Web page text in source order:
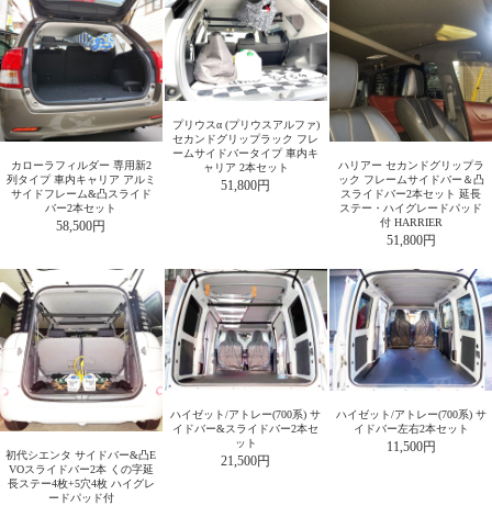
カローラフィルダー 専用新2
列タイプ 車内キャリア アルミ
サイドフレーム&凸スライド
バー2本セット
58,500円
プリウスα (プリウスアルファ)
セカンドグリップラック フレ
ームサイドバータイプ 車内キ
ャリア 2本セット
51,800円
ハリアー セカンドグリップラ
ック フレームサイドバー＆凸
スライドバー2本セット 延長
ステー・ハイグレードパッド
付 HARRIER
51,800円
初代シエンタ サイドバー&凸E
VOスライドバー2本 くの字延
長ステー4枚+5穴4枚 ハイグレ
ードパッド付
ハイゼット/アトレー(700系) サ
イドバー&スライドバー2本セ
ット
21,500円
ハイゼット/アトレー(700系) サ
イドバー左右2本セット
11,500円